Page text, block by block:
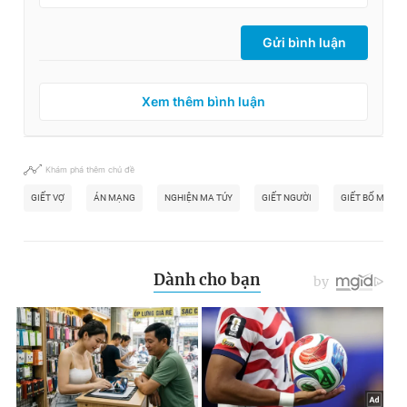
chép dưới mọi hình thức nếu không có sự chấp thuận bằng văn
Gửi bình luận
Xem thêm bình luận
Khám phá thêm chủ đề
GIẾT VỢ ÁN MẠNG NGHIỆN MA TÚY GIẾT NGƯỜI GIẾT BỐ MẸ VỢ